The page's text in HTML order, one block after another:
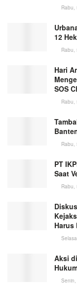
Rabu,
12
Rabu,
Hari
SOS
Rabu,
Rabu,
PT
Saat
Rabu,
Harus
Aksi